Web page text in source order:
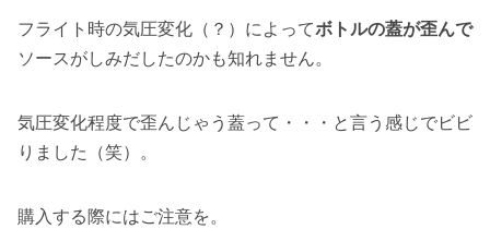
フライト時の気圧変化（？）によってボトルの蓋が歪んで
ソースがしみだしたのかも知れません。
気圧変化程度で歪んじゃう蓋って・・・と言う感じでビビ
りました（笑）。
購入する際にはご注意を。